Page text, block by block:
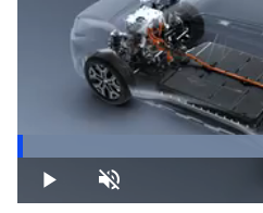
Play Unmute